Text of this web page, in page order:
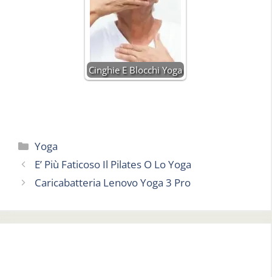
Cinghie E Blocchi Yoga
Categorie
Yoga
E’ Più Faticoso Il Pilates O Lo Yoga
Caricabatteria Lenovo Yoga 3 Pro